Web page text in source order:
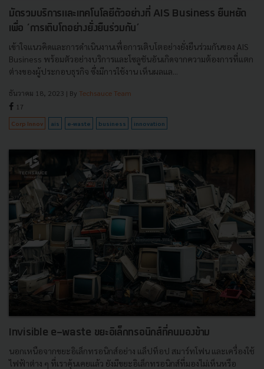
มัดรวมบริการและเทคโนโลยีตัวอย่างที่ AIS Business ยืนหยัด
เพื่อ ‘การเติบโตอย่างยั่งยืนร่วมกัน’
เข้าใจแนวคิดและการดำเนินงานเพื่อการเติบโตอย่างยั่งยืนร่วมกันของ AIS
Business พร้อมตัวอย่างบริการและโซลูชันอันเกิดจากความต้องการที่แตก
ต่างของผู้ประกอบธุรกิจ ซึ่งมีการใช้งาน เห็นผลแล...
ธันวาคม 18, 2023 | By Techsauce Team
17
Corp Innov ais e-waste business innovation
Invisible e-waste ขยะอิเล็กทรอนิกส์ที่คนมองข้าม
นอกเหนือจากขยะอิเล็กทรอนิกส์อย่าง แล็ปท็อป สมาร์ทโฟน และเครื่องใช้
ไฟฟ้าต่าง ๆ ที่เราคุ้นเคยแล้ว ยังมีขยะอิเล็กทรอนิกส์ที่มองไม่เห็นหรือ